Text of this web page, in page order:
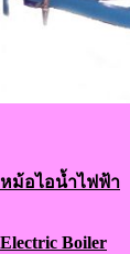
หม้อไอน้ำไฟฟ้า
Electric Boiler